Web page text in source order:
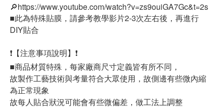
🔎https://www.youtube.com/watch?v=zs9ouiGA7Gc&t=2s
■此為特殊貼膜，請參考教學影片2-3次左右後，再進行
DIY貼合
❗【注意事項說明】❗
■商品材質特殊，每家廠商尺寸定義皆有所不同，
故製作工藝技術與考量符合大眾使用，故側邊有些微內縮
為正常現象
故每人貼合狀況可能會有些微偏差，做工法上調整